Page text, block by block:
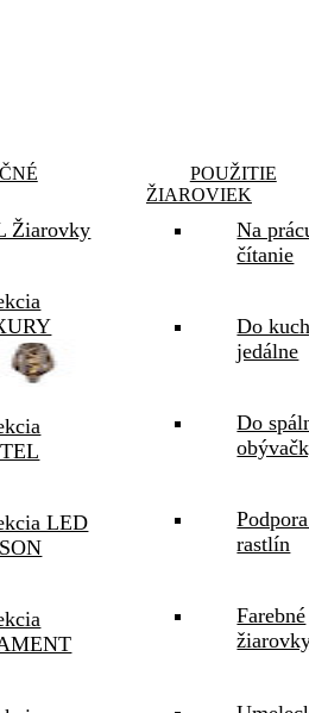
Žiarovky
LED
POUŽITIE
ŽIAROVIEK
Na
čítanie
Do
jedálne
Do
rastlín
Farebné